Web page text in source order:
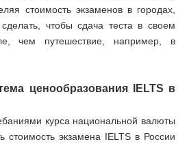
стоимость экзаменов в городах,
чтобы сдача теста в своем
чем путешествие, например, в
ценообразования IELTS в
курса национальной валюты
экзамена IELTS в России